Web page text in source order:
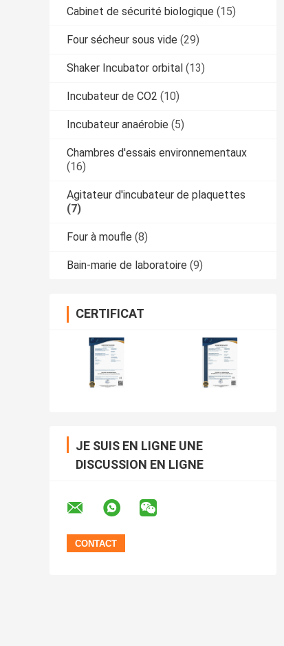
Cabinet de sécurité biologique (15)
Four sécheur sous vide (29)
Shaker Incubator orbital (13)
Incubateur de CO2 (10)
Incubateur anaérobie (5)
Chambres d'essais environnementaux
(16)
Agitateur d'incubateur de plaquettes
(7)
Four à moufle (8)
Bain-marie de laboratoire (9)
CERTIFICAT
JE SUIS EN LIGNE UNE
DISCUSSION EN LIGNE